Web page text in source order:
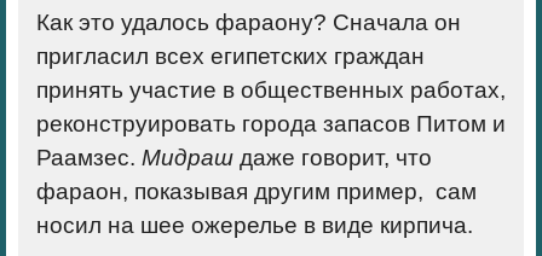
Как это удалось фараону? Сначала он
пригласил всех египетских граждан
принять участие в общественных работах,
реконструировать города запасов Питом и
Раамзес. Мидраш даже говорит, что
фараон, показывая другим пример, сам
носил на шее ожерелье в виде кирпича.